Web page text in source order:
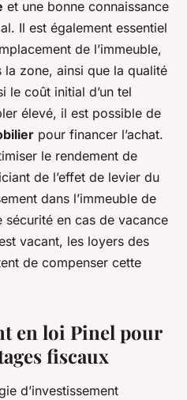
et une bonne connaissance
Il est également essentiel
de l’immeuble,
zone, ainsi que la qualité
le coût initial d’un tel
élevé, il est possible de
pour financer l’achat.
le rendement de
de l’effet de levier du
dans l’immeuble de
en cas de vacance
vacant, les loyers des
de compenser cette
en loi Pinel pour
fiscaux
d’investissement